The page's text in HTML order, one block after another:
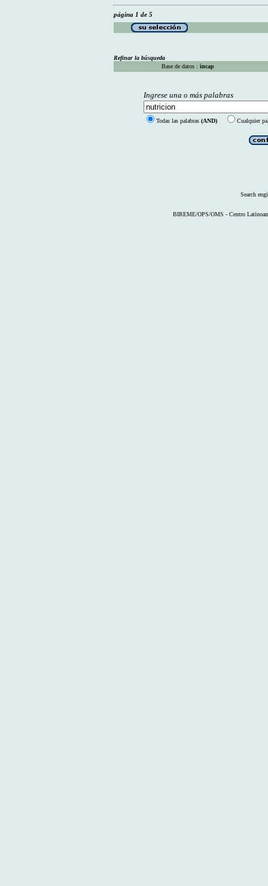
página 1 de 5
Refinar la búsqueda
Base de datos : incap
Ingrese una o más palabras
Todas las palabras (AND) Cualquier
Search
BIREME/OPS/OMS - Centro